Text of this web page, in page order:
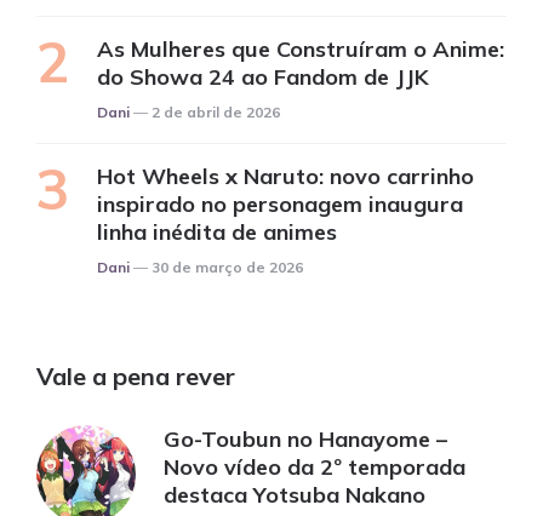
As Mulheres que Construíram o Anime:
do Showa 24 ao Fandom de JJK
Posted
Dani 2 de abril de 2026
Hot Wheels x Naruto: novo carrinho
inspirado no personagem inaugura
linha inédita de animes
Posted
Dani 30 de março de 2026
Vale a pena rever
Go-Toubun no Hanayome –
Novo vídeo da 2º temporada
destaca Yotsuba Nakano